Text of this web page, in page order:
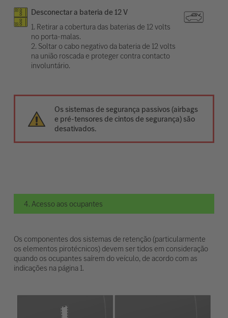
Desconectar a bateria de 12 V
1. Retirar a cobertura das baterias de 12 volts
no porta-malas.
2. Soltar o cabo negativo da bateria de 12 volts
na união roscada e proteger contra contacto
involuntário.
Os sistemas de segurança passivos (airbags
e pré-tensores de cintos de segurança) são
desativados.
4. Acesso aos ocupantes
Os componentes dos sistemas de retenção (particularmente
os elementos pirotécnicos) devem ser tidos em consideração
quando os ocupantes saírem do veículo, de acordo com as
indicações na página 1.